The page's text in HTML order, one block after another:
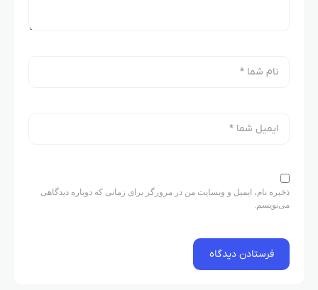
ذخیره نام، ایمیل و وبسایت من در مرورگر برای زمانی که دوباره دیدگاهی
می‌نویسم.